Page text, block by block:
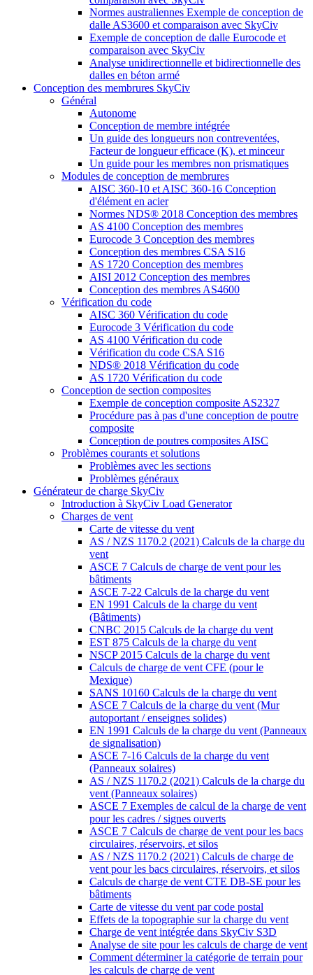
Normes australiennes Exemple de conception de
dalle AS3600 et comparaison avec SkyCiv
Exemple de conception de dalle Eurocode et
comparaison avec SkyCiv
Analyse unidirectionnelle et bidirectionnelle des
dalles en béton armé
Conception des membrures SkyCiv
Général
Autonome
Conception de membre intégrée
Un guide des longueurs non contreventées,
Facteur de longueur efficace (K), et minceur
Un guide pour les membres non prismatiques
Modules de conception de membrures
AISC 360-10 et AISC 360-16 Conception
d'élément en acier
Normes NDS® 2018 Conception des membres
AS 4100 Conception des membres
Eurocode 3 Conception des membres
Conception des membres CSA S16
AS 1720 Conception des membres
AISI 2012 Conception des membres
Conception des membres AS4600
Vérification du code
AISC 360 Vérification du code
Eurocode 3 Vérification du code
AS 4100 Vérification du code
Vérification du code CSA S16
NDS® 2018 Vérification du code
AS 1720 Vérification du code
Conception de section composites
Exemple de conception composite AS2327
Procédure pas à pas d'une conception de poutre
composite
Conception de poutres composites AISC
Problèmes courants et solutions
Problèmes avec les sections
Problèmes généraux
Générateur de charge SkyCiv
Introduction à SkyCiv Load Generator
Charges de vent
Carte de vitesse du vent
AS / NZS 1170.2 (2021) Calculs de la charge du
vent
ASCE 7 Calculs de charge de vent pour les
bâtiments
ASCE 7-22 Calculs de la charge du vent
EN 1991 Calculs de la charge du vent
(Bâtiments)
CNBC 2015 Calculs de la charge du vent
EST 875 Calculs de la charge du vent
NSCP 2015 Calculs de la charge du vent
Calculs de charge de vent CFE (pour le
Mexique)
SANS 10160 Calculs de la charge du vent
ASCE 7 Calculs de la charge du vent (Mur
autoportant / enseignes solides)
EN 1991 Calculs de la charge du vent (Panneaux
de signalisation)
ASCE 7-16 Calculs de la charge du vent
(Panneaux solaires)
AS / NZS 1170.2 (2021) Calculs de la charge du
vent (Panneaux solaires)
ASCE 7 Exemples de calcul de la charge de vent
pour les cadres / signes ouverts
ASCE 7 Calculs de charge de vent pour les bacs
circulaires, réservoirs, et silos
AS / NZS 1170.2 (2021) Calculs de charge de
vent pour les bacs circulaires, réservoirs, et silos
Calculs de charge de vent CTE DB-SE pour les
bâtiments
Carte de vitesse du vent par code postal
Effets de la topographie sur la charge du vent
Charge de vent intégrée dans SkyCiv S3D
Analyse de site pour les calculs de charge de vent
Comment déterminer la catégorie de terrain pour
les calculs de charge de vent